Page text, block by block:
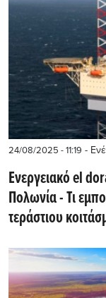
24/08/2025 - 11:19 -
Ενεργειακό el
Πολωνία - Τι
τεράστιου